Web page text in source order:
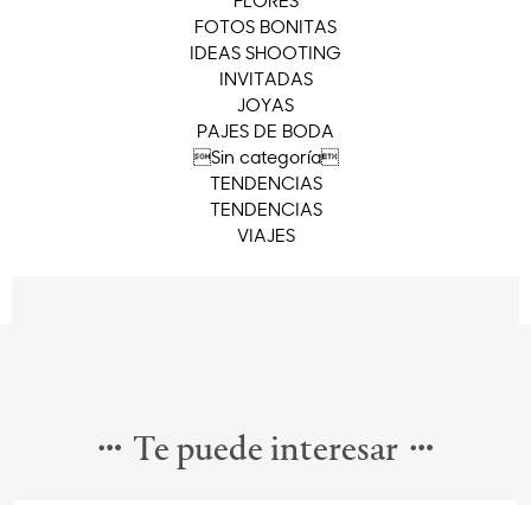
FOTOS BONITAS
IDEAS SHOOTING
INVITADAS
JOYAS
PAJES DE BODA
Sin categoría
TENDENCIAS
TENDENCIAS
VIAJES
Te puede interesar